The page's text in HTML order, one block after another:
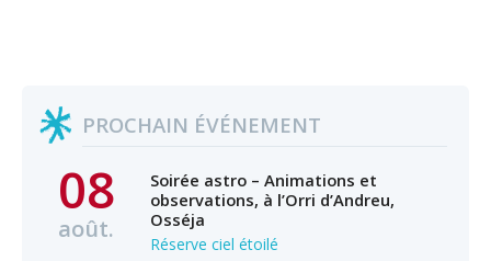
PROCHAIN ÉVÉNEMENT
08
août.
Soirée astro – Animations et
observations, à l’Orri d’Andreu,
Osséja
Réserve ciel étoilé